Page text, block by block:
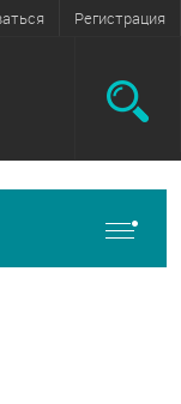
Регистрация